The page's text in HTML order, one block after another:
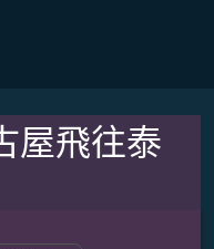
屋飛往泰